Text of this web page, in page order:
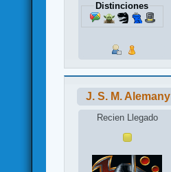
Distinciones
J. S. M. Alemany
Recien Llegado